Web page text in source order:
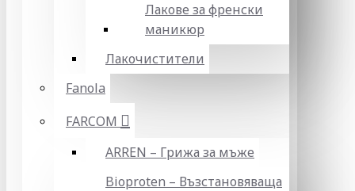
Лакове за френски
маникюр
Лакочистители
Fanola
FARCOM
ARREN – Грижа за мъже
Bioproten – Възстановяваща